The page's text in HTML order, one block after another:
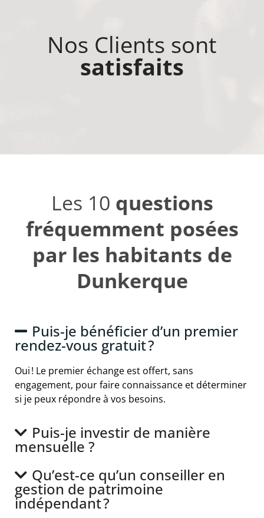
Nos Clients sont
satisfaits
Les 10 questions
fréquemment posées
par les habitants de
Dunkerque
Puis-je bénéficier d’un premier
rendez-vous gratuit ?
Oui ! Le premier échange est offert, sans
engagement, pour faire connaissance et déterminer
si je peux répondre à vos besoins.
Puis-je investir de manière
mensuelle ?
Qu’est-ce qu’un conseiller en
gestion de patrimoine
indépendant ?